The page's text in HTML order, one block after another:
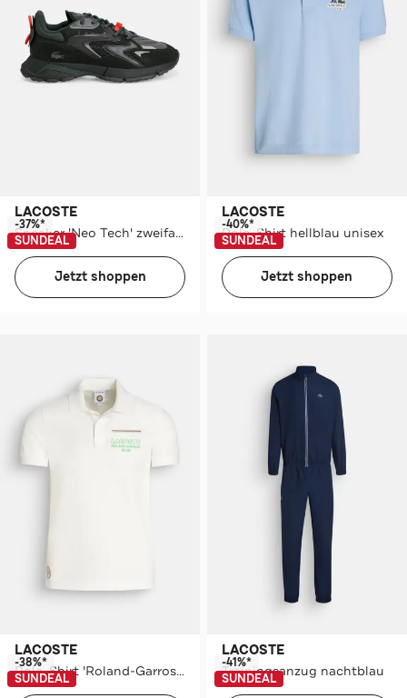
LACOSTE
Sneaker 'Neo Tech' zweifarbig
-37%*
SUNDEAL
Jetzt shoppen
LACOSTE
Polo-Shirt hellblau unisex
-40%*
SUNDEAL
Jetzt shoppen
LACOSTE
Polo-Shirt 'Roland-Garros' weiß
-38%*
SUNDEAL
LACOSTE
Trainingsanzug nachtblau
-41%*
SUNDEAL